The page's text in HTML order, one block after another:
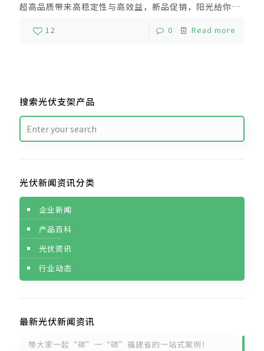
超高品质带来高稳定性与高效益，新品促销，阳光给你放
“价”啦~SG150CX全国开售，豪礼送不停！活动详情请
上方滑动了解↑快来找阳光电源华南区最大经销商科盛采
12 0 Read more
搜索光伏支架产品
光伏新闻资讯分类
企业新闻
产品百科
光伏资讯
行业动态
最新光伏新闻资讯
带大家一起“碳”一“碳”福建省的一站式案例！